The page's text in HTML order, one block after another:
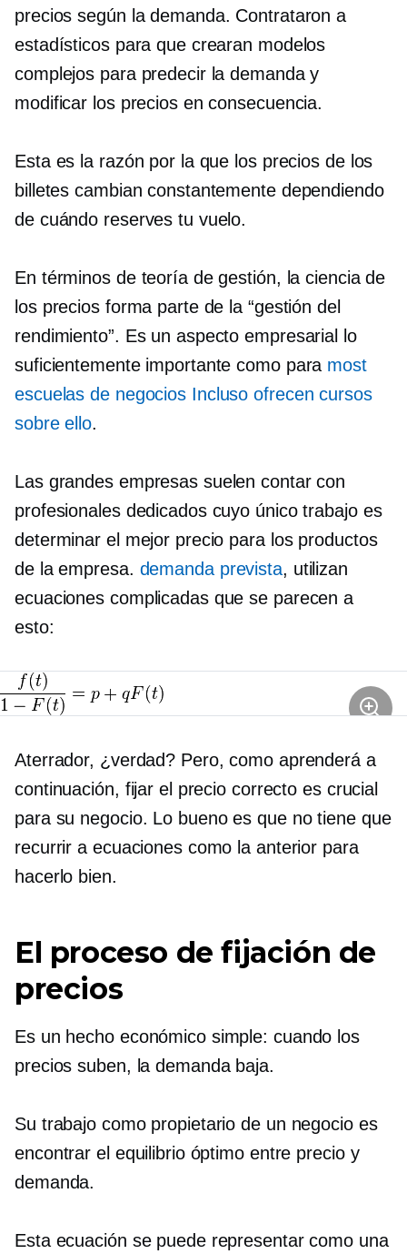
precios según la demanda. Contrataron a
estadísticos para que crearan modelos
complejos para predecir la demanda y
modificar los precios en consecuencia.
Esta es la razón por la que los precios de los
billetes cambian constantemente dependiendo
de cuándo reserves tu vuelo.
En términos de teoría de gestión, la ciencia de
los precios forma parte de la “gestión del
rendimiento”. Es un aspecto empresarial lo
suficientemente importante como para most
escuelas de negocios Incluso ofrecen cursos
sobre ello.
Las grandes empresas suelen contar con
profesionales dedicados cuyo único trabajo es
determinar el mejor precio para los productos
de la empresa. demanda prevista, utilizan
ecuaciones complicadas que se parecen a
esto:
Aterrador, ¿verdad? Pero, como aprenderá a
continuación, fijar el precio correcto es crucial
para su negocio. Lo bueno es que no tiene que
recurrir a ecuaciones como la anterior para
hacerlo bien.
El proceso de fijación de
precios
Es un hecho económico simple: cuando los
precios suben, la demanda baja.
Su trabajo como propietario de un negocio es
encontrar el equilibrio óptimo entre precio y
demanda.
Esta ecuación se puede representar como una